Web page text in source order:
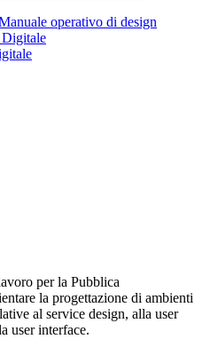
operativo di design
per la Pubblica
la progettazione di ambienti
al service design, alla user
user interface.